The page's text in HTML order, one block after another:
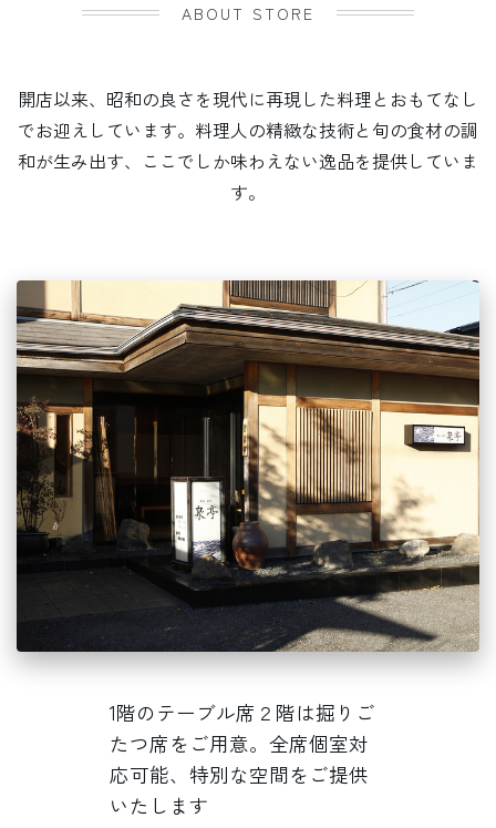
ABOUT STORE
開店以来、昭和の良さを現代に再現した料理とおもてなし
でお迎えしています。料理人の精緻な技術と旬の食材の調
和が生み出す、ここでしか味わえない逸品を提供していま
す。
1階のテーブル席２階は掘りご
たつ席をご用意。全席個室対
応可能、特別な空間をご提供
いたします